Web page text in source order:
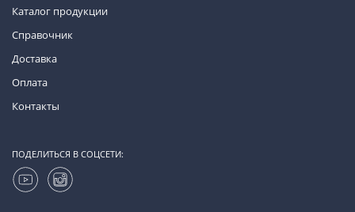
Каталог продукции
Справочник
Доставка
Оплата
Контакты
ПОДЕЛИТЬСЯ В СОЦСЕТИ: